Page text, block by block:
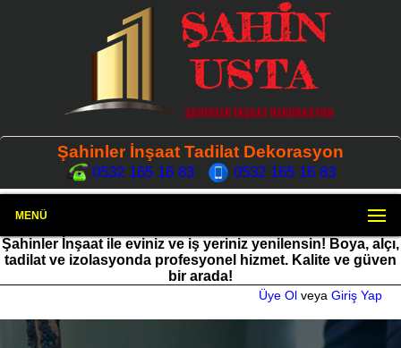
Şahinler İnşaat Tadilat Dekorasyon
0532 165 16 83 0532 165 16 83
MENÜ
Şahinler İnşaat ile eviniz ve iş yeriniz yenilensin! Boya, alçı,
tadilat ve izolasyonda profesyonel hizmet. Kalite ve güven
bir arada!
Üye Ol veya Giriş Yap